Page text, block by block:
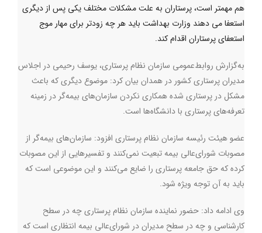
هم مهمتر است، پرستاران به علت مشکلات مختلف یکی پس از دیگری
استعفا می دهند وزارت بهداشت باید هر چه زودتر برای مهار موج
استعفای پرستاران اقدام کند.
به‌گزارش روابط‌عمومی سازمان نظام پرستاری، یوسف رحیمی در اجلاس
مدیران پرستاری کشور در همدان بیان کرد: موضوع دیگری که باعث
مشکل در پرستاری شده همکاری نکردن سازمان‌های بیمه‌گر در زمینه
تعرفه‌های پرستاری با دانشگاه‌ها است.
عضو هیئت‌ رئیسه سازمان نظام پرستاری افزود:‌ سازمان‌های بیمه‌گر از
مصوبات شورای‌عالی بیمه تبعیت نمی‌کنند و تفسیرهایی از این مصوبات
کرده که حق جامعه پرستاری را ضایع می‌کنند و این موضوعی است که
باید به ‌آن توجه ویژه شود.
وی ادامه داد: حضور نماینده سازمان نظام پرستاری چه در سطح
کارشناسی و چه در سطح مدیران در شورای‌عالی بیمه انتظاری است که